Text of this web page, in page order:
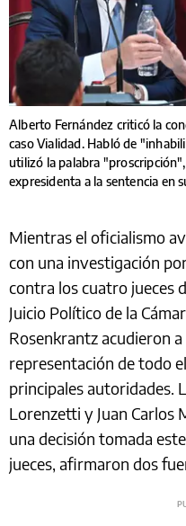
Alberto Fernández criticó la
caso Vialidad. Habló de
utilizó la palabra
expresidenta a la sentencia en
Mientras el oficialismo
con una investigación
contra los cuatro jueces
Juicio Político de la
Rosenkrantz acudieron a
representación de todo
principales autoridades.
Lorenzetti y Juan Carlos
una decisión tomada
jueces, afirmaron dos